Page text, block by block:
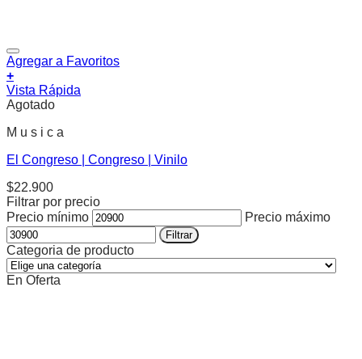
Agregar a Favoritos
+
Vista Rápida
Agotado
M u s i c a
El Congreso | Congreso | Vinilo
$22.900
Filtrar por precio
Precio mínimo
Precio máximo
Filtrar
Categoria de producto
En Oferta